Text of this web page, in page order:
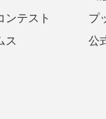
ンテスト
ス
プ
公